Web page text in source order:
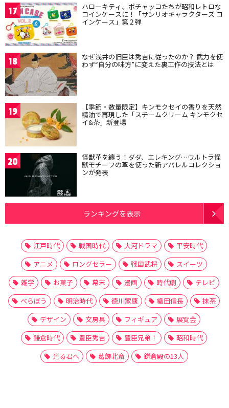
17 ハローキティ、ポチャッコたちが昭和レトロな
コインケースに！「サンリオキャラクターズ コ
インケース」第２弾
18 なぜ浅井の旧臣は秀吉に従ったのか？ 武力を使
わず“自分の味方”に変えた裏工作の技法とは
19 【季節・数量限定】キンモクセイの香りを天然
精油で再現した「スチームクリーム キンモクセ
イ&茶」新登場
20 怪獣革を纏う！ダダ、エレキング…ウルトラ怪
獣モチーフの革を使った新アパレルコレクショ
ンが発表
ランキングを表示
江戸時代 戦国時代 大河ドラマ
平安時代
アニメ
ロングセラー 戦国武将
スイーツ
雑学
お菓子 幕末 漫画 時代劇
テレビ
べらぼう
明治時代 徳川家康 織田信長
抹茶
デザイン
文房具 フィギュア
展覧会
鎌倉時代
豊臣秀吉 豊臣兄弟！
昭和時代
光る君へ
葛飾北斎 鎌倉殿の13人